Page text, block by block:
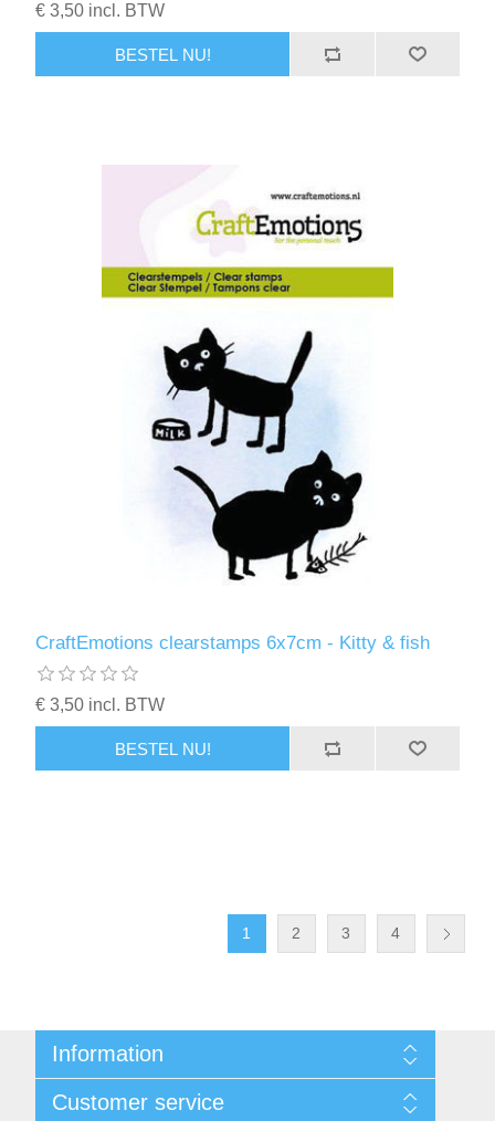
€ 3,50 incl. BTW
BESTEL NU!
CraftEmotions clearstamps 6x7cm - Kitty & fish
€ 3,50 incl. BTW
BESTEL NU!
1 2 3 4
Information
Voorwaarden
Customer service